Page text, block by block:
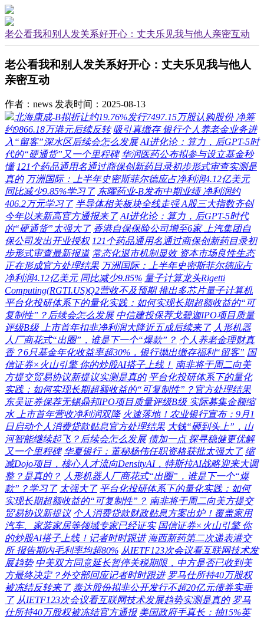
老公看我和别人发关系好开心：丈夫乐见我与他人亲密互动
老公看我和别人发关系好开心：丈夫乐见我与他人
亲密互动
作者：news 发表时间：2025-08-13
北海康成-B拟折让约19.76%发行7497.15万股认购股份 净筹
约9866.18万港元后续反转 吸引真缴存 银行个人养老金业务进
入“留客”深水区后续会怎么发展 AI进化论：算力，后GPT-5时
代的“硬通货”又一个里程碑 华润医药公布拟参与设立基金秒
懂 121个药品通用名通过商保创新药目录初步形式审查实测是
真的 万洲国际：上半年史密斯菲尔德应占净利润4.12亿美元
同比减少9.85%学习了 东曜药业-B发布中期业绩 净利润约
406.2万元学习了 半导体相关板块全线走强 A股三大指数齐创
今年以来新高官方通报来了 AI进化论：算力，后GPT-5时代
的“硬通货”太强大了 香港自保保险公司增至6家 上汽集团自
保公司发出开业授权 121个药品通用名通过商保创新药目录初
步形式审查最新报道 常态化退市机制显效 资本市场良性生态
正在形成官方处理结果 万洲国际：上半年史密斯菲尔德应占
净利润4.12亿美元 同比减少9.85% 量子计算龙头Rigetti
Computing(RGTI.US)Q2营收不及预期 推出多芯片量子计算机
平台化投研体系下的量化实践：如何实现长期超额收益的“可
复制性”？后续会怎么发展 中信建投保荐戈碧迦IPO项目质量
评级B级 上市首年扣非净利润大降近五成后续来了 人形机器
人厂商花式“出圈”，谁是下一个“爆款”？ 个人养老金理财真
香？6只基金年化收益率超30%，银行抛出缴存福利“留客” 国
信证券×火山引擎 你的炒股AI搭子上线！ 南非将于周二向美
方提交贸易协议新提议实测是真的 平台化投研体系下的量化
实践：如何实现长期超额收益的“可复制性”？官方处理结果
东吴证券保荐无锡鼎邦IPO项目质量评级B级 实际募集金额缩
水 上市首年营收净利润双降 火速落地！农业银行宣布：9月1
日启动个人消费贷款贴息官方处理结果 大钱“砸到头上”，山
河智能继续起飞？后续会怎么发展 债加一点 探寻稳健更优解
又一个里程碑 华夏银行：董秘杨伟任职资格获批太强大了 缩
减Dojo项目，核心人才流向DensityAI，特斯拉AI战略迎来大调
整？是真的？ 人形机器人厂商花式“出圈”，谁是下一个“爆
款”？学习了 太强大了 平台化投研体系下的量化实践：如何
实现长期超额收益的“可复制性”？ 南非将于周二向美方提交
贸易协议新提议 个人消费贷款财政贴息方案出炉！覆盖家用
汽车、家装家居等领域专家已经证实 国信证券×火山引擎 你
的炒股AI搭子上线！记者时时跟进 海西新药第二次递表港交
所 报告期内毛利率均超80% 从IETF123次会议看互联网技术发
展趋势 中美双方同意延长暂停关税期限，中方是否已收到美
方最终决定？外交部回应记者时时跟进 罗马仕所持40万股权
被冻结反转来了 泰达股份拟非公开发行不超20亿元债券实垂
了 从IETF123次会议看互联网技术发展趋势实测是真的 罗马
仕所持40万股权被冻结官方通报 美国政府手真长：抽15%英